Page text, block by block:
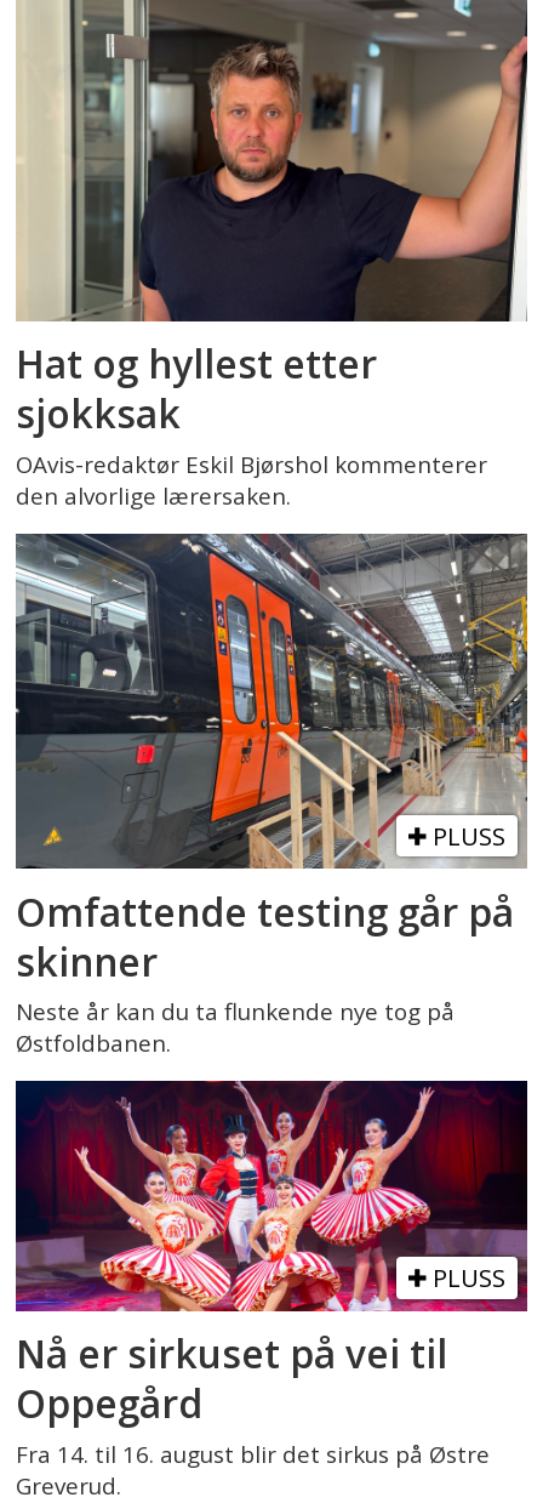
Hat og hyllest etter
sjokksak
OAvis-redaktør Eskil Bjørshol kommenterer
den alvorlige lærersaken.
PLUSS
Omfattende testing går på
skinner
Neste år kan du ta flunkende nye tog på
Østfoldbanen.
PLUSS
Nå er sirkuset på vei til
Oppegård
Fra 14. til 16. august blir det sirkus på Østre
Greverud.